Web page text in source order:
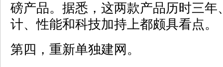
磅产品。据悉，这两款产品历时三年
计、性能和科技加持上都颇具看点。
第四，重新单独建网。